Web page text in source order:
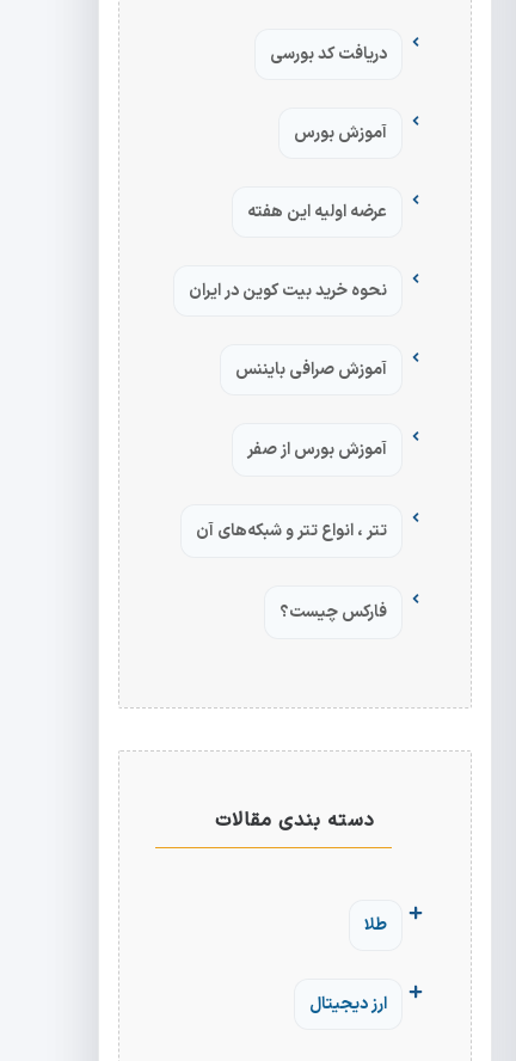
دریافت کد بورسی
آموزش بورس
عرضه اولیه این هفته
نحوه خرید بیت کوین در ایران
آموزش صرافی بایننس
آموزش بورس از صفر
تتر ، انواع تتر و شبکه‌های آن
فارکس چیست؟
دسته بندی مقالات
طلا
ارز دیجیتال